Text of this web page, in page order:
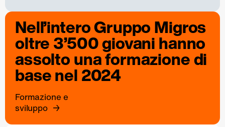
Nell’intero Gruppo Migros
oltre 3’500 giovani hanno
assolto una formazione di
base nel 2024
Formazione e
sviluppo